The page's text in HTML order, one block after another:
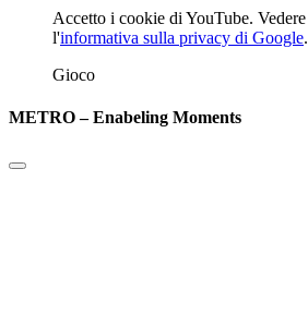
Accetto i cookie di YouTube. Vedere
l'informativa sulla privacy di Google.
Gioco
METRO – Enabeling Moments